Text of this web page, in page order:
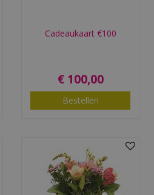
Cadeaukaart €100
€ 100,00
Bestellen